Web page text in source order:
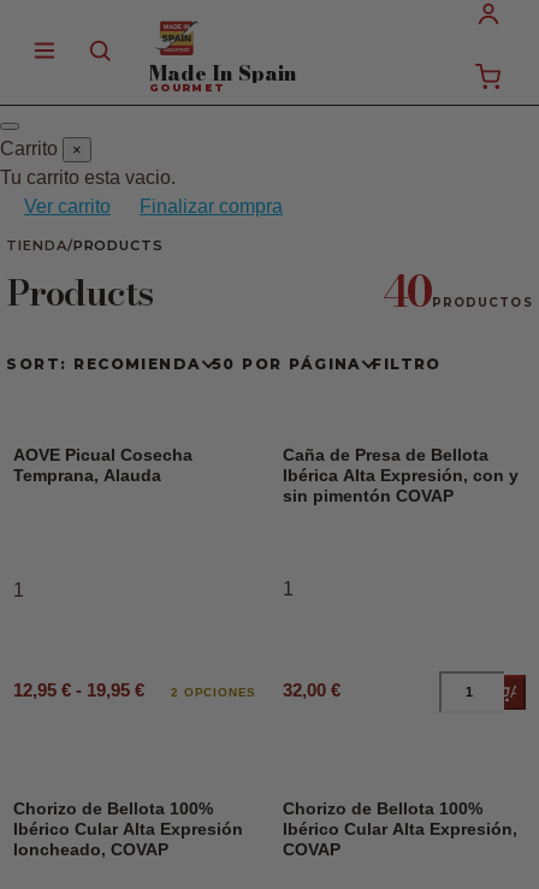
Made In Spain
GOURMET
Carrito ×
Tu carrito esta vacio.
Ver carrito
Finalizar compra
TIENDA/PRODUCTS
Products 40PRODUCTOS
SORT: RECOMIENDA 50 POR PÁGINA FILTRO
AOVE Picual Cosecha
Temprana, Alauda
1
12,95 € - 19,95 € 2 OPCIONES
Caña de Presa de Bellota
Ibérica Alta Expresión, con y
sin pimentón COVAP
1
32,00 €
Chorizo de Bellota 100%
Ibérico Cular Alta Expresión
loncheado, COVAP
Chorizo de Bellota 100%
Ibérico Cular Alta Expresión,
COVAP